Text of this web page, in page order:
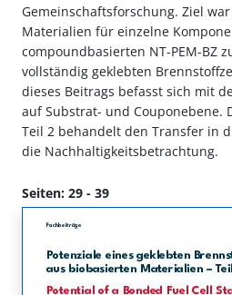
Gemeinschaftsforschung. Ziel
Materialien für einzelne
compoundbasierten NT-PEM-BZ
vollständig geklebten
dieses Beitrags befasst sich mit
auf Substrat- und Couponebene.
Teil 2 behandelt den Transfer in
die Nachhaltigkeitsbetrachtung.
Seiten: 29 - 39